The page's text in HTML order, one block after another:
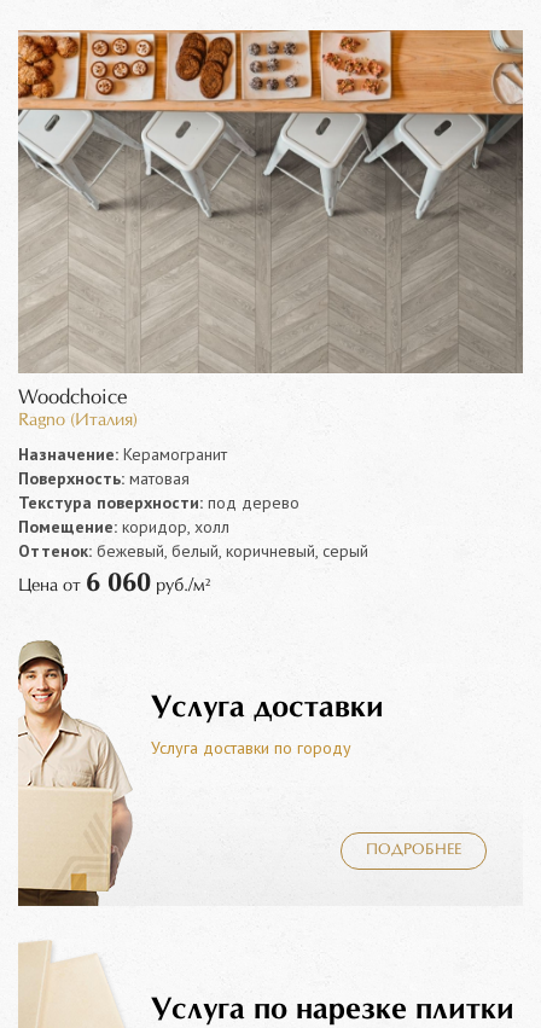
Woodchoice
Ragno (Италия)
Назначение: Керамогранит
Поверхность: матовая
Текстура поверхности: под дерево
Помещение: коридор, холл
Оттенок: бежевый, белый, коричневый, серый
Цена от 6 060 руб./м²
Услуга доставки
Услуга доставки по городу
ПОДРОБНЕЕ
Услуга по нарезке плитки